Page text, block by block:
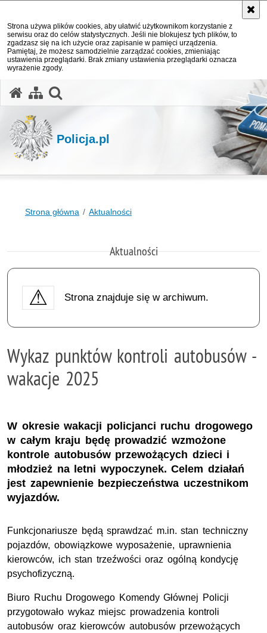
Strona używa plików cookies, aby ułatwić użytkownikom korzystanie z
serwisu oraz do celów statystycznych. Jeśli nie blokujesz tych plików, to
zgadzasz się na ich użycie oraz zapisanie w pamięci urządzenia.
Pamiętaj, że możesz samodzielnie zarządzać cookies, zmieniając
ustawienia przeglądarki. Brak zmiany ustawienia przeglądarki oznacza
wyrażenie zgody.
Policja.pl
Strona główna Aktualności
Aktualności
Strona znajduje się w archiwum.
Wykaz punktów kontroli autobusów -
wakacje 2025
W okresie wakacji policjanci ruchu drogowego
w całym kraju będę prowadzić wzmożone
kontrole autobusów przewożących dzieci i
młodzież na letni wypoczynek. Celem działań
jest zapewnienie bezpieczeństwa uczestnikom
wyjazdów.
Funkcjonariusze będą sprawdzać m.in. stan techniczny
pojazdów, obowiązkowe wyposażenie, uprawnienia
kierowców, ich stan trzeźwości oraz ogólną kondycję
psychofizyczną.
Biuro Ruchu Drogowego Komendy Głównej Policji
przygotowało wykaz miejsc prowadzenia kontroli
autobusów oraz kierowców autobusów przewożących